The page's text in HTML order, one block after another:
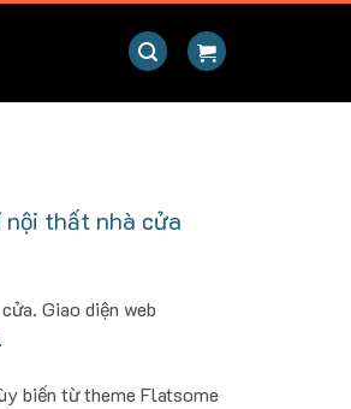
thất nhà cửa
Giao diện web
.
biến từ theme Flatsome